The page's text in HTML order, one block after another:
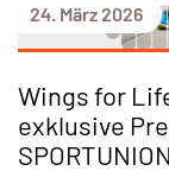
24. März 2026
Wings for
exklusive